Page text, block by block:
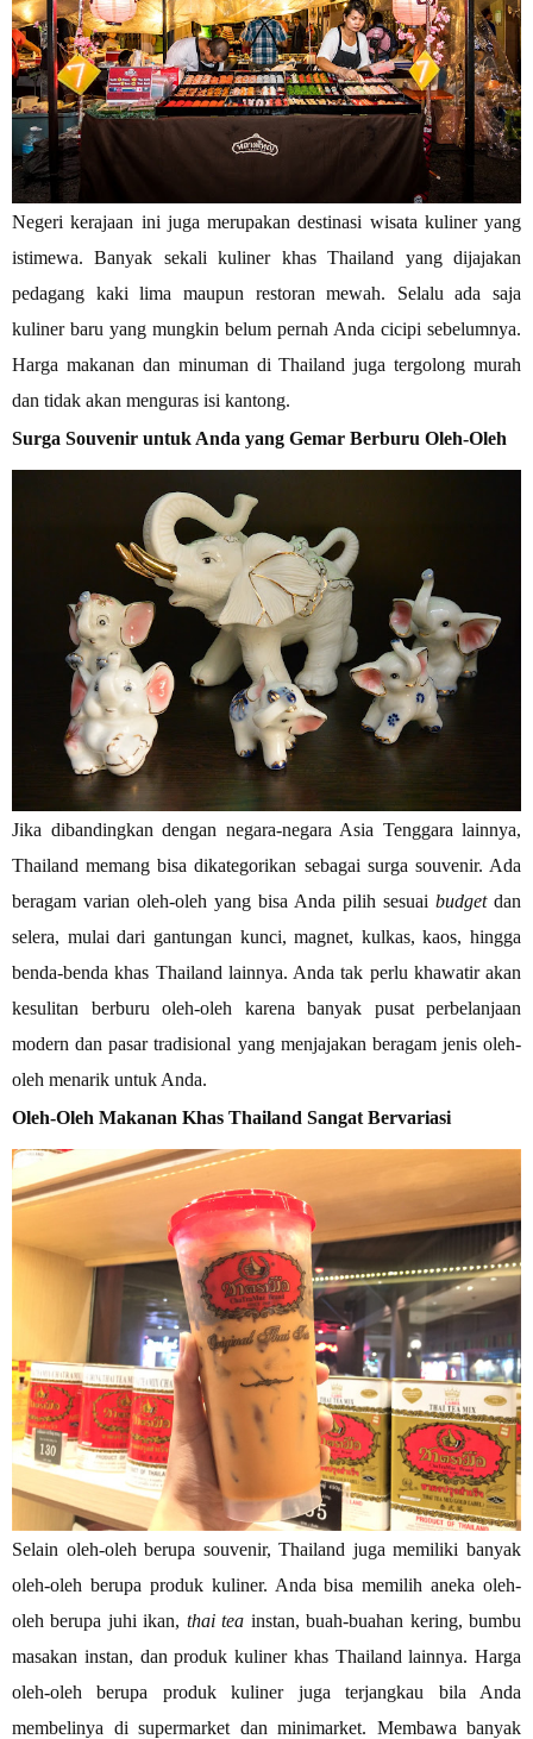
Negeri kerajaan ini juga merupakan destinasi wisata kuliner yang
istimewa. Banyak sekali kuliner khas Thailand yang dijajakan
pedagang kaki lima maupun restoran mewah. Selalu ada saja
kuliner baru yang mungkin belum pernah Anda cicipi sebelumnya.
Harga makanan dan minuman di Thailand juga tergolong murah
dan tidak akan menguras isi kantong.
Surga Souvenir untuk Anda yang Gemar Berburu Oleh-Oleh
Jika dibandingkan dengan negara-negara Asia Tenggara lainnya,
Thailand memang bisa dikategorikan sebagai surga souvenir. Ada
beragam varian oleh-oleh yang bisa Anda pilih sesuai budgetdan
selera, mulai dari gantungan kunci, magnet, kulkas, kaos, hingga
benda-benda khas Thailand lainnya. Anda tak perlu khawatir akan
kesulitan berburu oleh-oleh karena banyak pusat perbelanjaan
modern dan pasar tradisional yang menjajakan beragam jenis oleh-
oleh menarik untuk Anda.
Oleh-Oleh Makanan Khas Thailand Sangat Bervariasi
Selain oleh-oleh berupa souvenir, Thailand juga memiliki banyak
oleh-oleh berupa produk kuliner. Anda bisa memilih aneka oleh-
oleh berupa juhi ikan, thai tea instan, buah-buahan kering, bumbu
masakan instan, dan produk kuliner khas Thailand lainnya. Harga
oleh-oleh berupa produk kuliner juga terjangkau bila Anda
membelinya di supermarket dan minimarket. Membawa banyak